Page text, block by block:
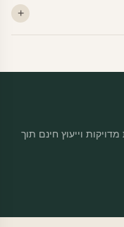
וייעוץ חינם תוך